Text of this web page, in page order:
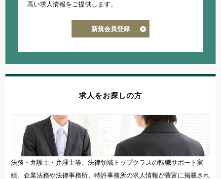
高い求人情報をご提供します。
新規会員登録
求人をお探しの方
法務・弁護士・弁理士等、法律領域トップクラスの転職サポート実
績。企業法務や法律事務所、特許事務所の求人情報が豊富に掲載され